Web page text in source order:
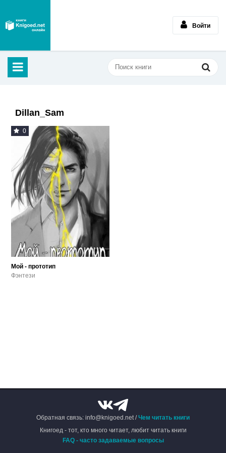
Войти
Dillan_Sam
0
Мой - прототип
Фэнтези
Обратная связь: info@knigoed.net /Чем читать книги
Книгоед - тот, кто много читает, любит читать книги
FAQ - часто задаваемые вопросы